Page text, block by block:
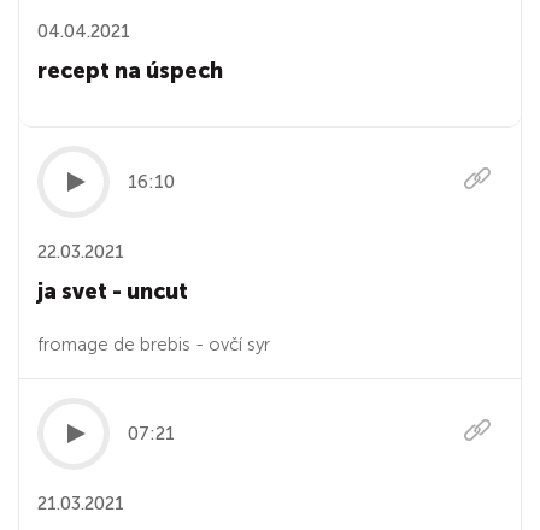
04.04.2021
recept na úspech
16:10
22.03.2021
ja svet - uncut
fromage de brebis - ovčí syr
07:21
21.03.2021